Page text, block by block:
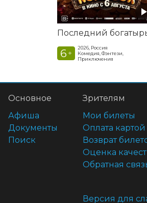
6 +
2026, Россия
Комедия, Фэнтези,
Приключения
Основное
Афиша
Документы
Поиск
Зрителям
Мои билеты
Оплата картой
Возврат
Оценка
Обратная
Версия для